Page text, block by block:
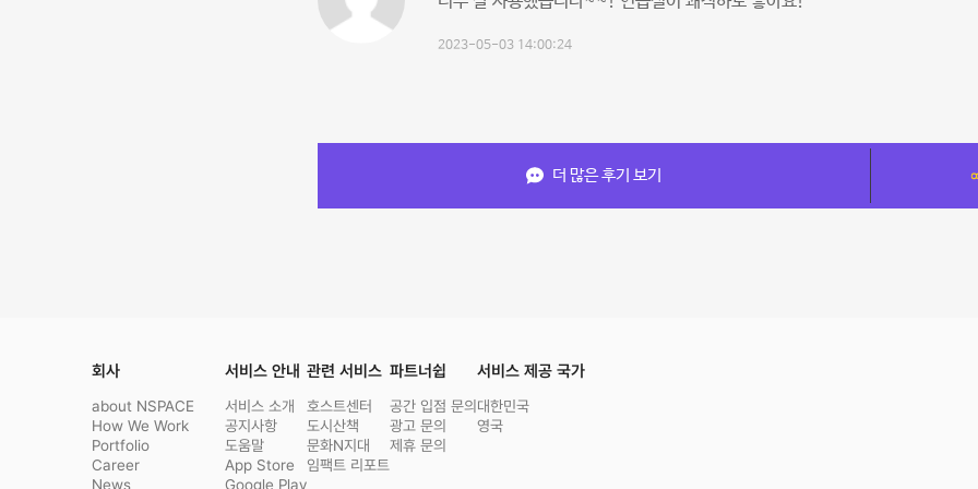
2023-05-03 14:00:24
더 많은 후기 보기
회사
about NSPACE
How We Work
Portfolio
Career
News
서비스 안내
서비스 소개
공지사항
도움말
App Store
Google Play
관련 서비스
호스트센터
도시산책
문화N지대
임팩트 리포트
파트너쉽
공간 입점 문의
광고 문의
제휴 문의
서비스 제공 국가
대한민국
영국